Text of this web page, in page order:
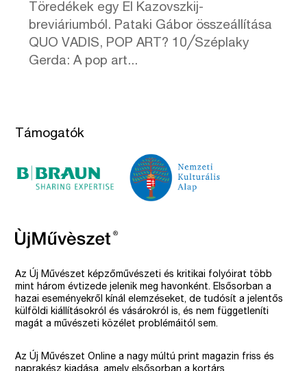
Töredékek egy El Kazovszkij-
breviáriumból. Pataki Gábor összeállítása
QUO VADIS, POP ART? 10╱Széplaky
Gerda: A pop art...
Támogatók
Az Új Művészet képzőművészeti és kritikai folyóirat több
mint három évtizede jelenik meg havonként. Elsősorban a
hazai eseményekről kínál elemzéseket, de tudósít a jelentős
külföldi kiállításokról és vásárokról is, és nem függetleníti
magát a művészeti közélet problémáitól sem.
Az Új Művészet Online a nagy múltú print magazin friss és